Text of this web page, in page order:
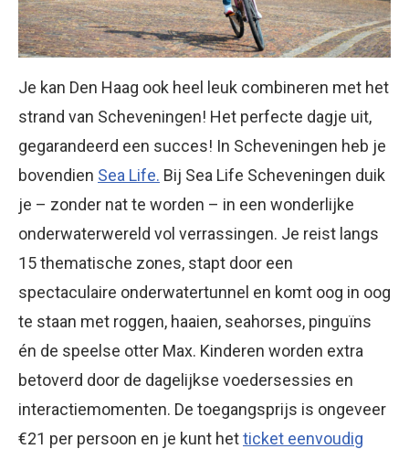
Je kan Den Haag ook heel leuk combineren met het
strand van Scheveningen! Het perfecte dagje uit,
gegarandeerd een succes! In Scheveningen heb je
bovendien Sea Life. Bij Sea Life Scheveningen duik
je – zonder nat te worden – in een wonderlijke
onderwaterwereld vol verrassingen. Je reist langs
15 thematische zones, stapt door een
spectaculaire onderwatertunnel en komt oog in oog
te staan met roggen, haaien, seahorses, pinguïns
én de speelse otter Max. Kinderen worden extra
betoverd door de dagelijkse voedersessies en
interactiemomenten. De toegangsprijs is ongeveer
€21 per persoon en je kunt hetticket eenvoudig